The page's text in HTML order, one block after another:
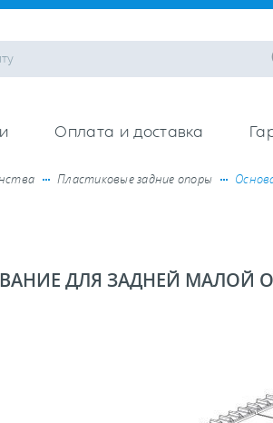
Оплата и доставка
Пластиковые задние опоры
ДЛЯ ЗАДНЕЙ МАЛОЙ